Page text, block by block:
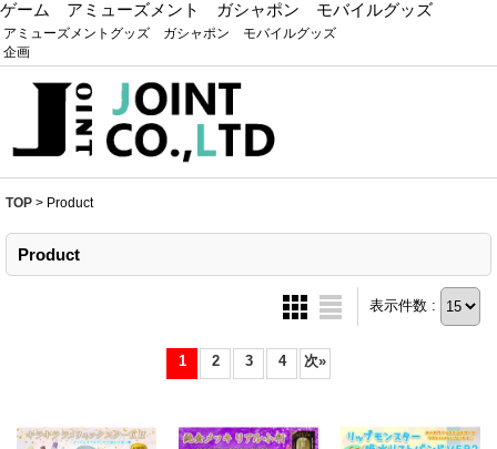
ゲーム アミューズメント ガシャポン モバイルグッズ
アミューズメントグッズ ガシャポン モバイルグッズ
企画
TOP > Product
Product
表示件数 :
1 2 3 4 次»